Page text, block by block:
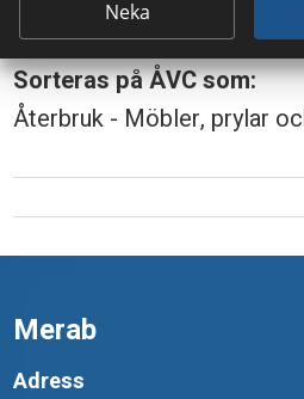
d
e
o
l
m
e
Sorteras på ÅVC som:
Återbruk - Möbler, prylar
Merab
Adress
Neka